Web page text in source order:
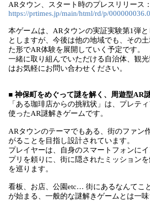
ARタウン、スタート時のプレスリリース：
https://prtimes.jp/main/html/rd/p/
本ゲームは、ARタウンの実証実験第1弾
としますが、今後は他の地域でも、その
た形でAR体験を展開していく予定です。
一緒に取り組んでいただける自治体、観
はお気軽にお問い合わせください。
■ 神保町をめぐって謎を解く、周遊型AR
「ある珈琲店からの挑戦状」は、プレテ
使ったAR謎解きゲームです。
ARタウンのテーマでもある、街のファン
がることを目指し設計されています。
プレイヤーは、自身のスマートフォンに
プリを頼りに、街に隠されたミッション
を巡ります。
看板、お店、公園etc… 街にあるなんてこ
が始まる、一般的な謎解きゲームとは一